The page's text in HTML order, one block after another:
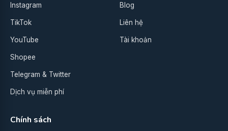
Instagram
TikTok
YouTube
Shopee
Telegram & Twitter
Dịch vụ miễn phí
Blog
Liên hệ
Tài khoản
Chính sách